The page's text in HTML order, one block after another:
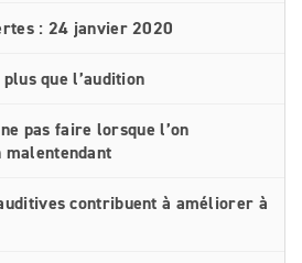
: 24 janvier 2020
que l’audition
pas faire lorsque l’on
malentendant
contribuent à améliorer à